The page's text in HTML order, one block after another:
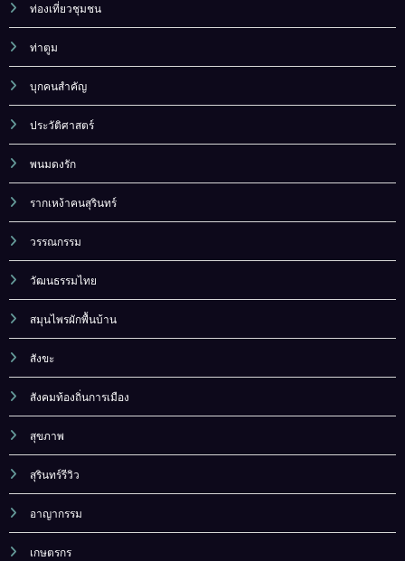
ท่องเที่ยวชุมชน
ท่าตูม
บุกคนสำคัญ
ประวัติศาสตร์
พนมดงรัก
รากเหง้าคนสุรินทร์
วรรณกรรม
วัฒนธรรมไทย
สมุนไพรผักพื้นบ้าน
สังขะ
สังคมท้องถิ่นการเมือง
สุขภาพ
สุรินทร์รีวิว
อาญากรรม